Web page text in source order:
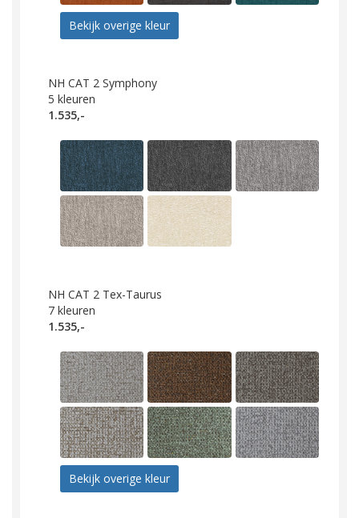
Bekijk overige kleur
NH CAT 2 Symphony
5 kleuren
1.535,-
NH CAT 2 Tex-Taurus
7 kleuren
1.535,-
Bekijk overige kleur